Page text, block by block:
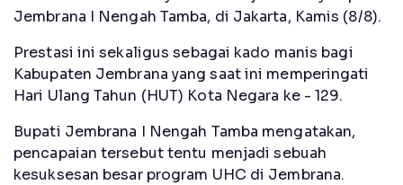
Jembrana I Nengah Tamba, di Jakarta, Kamis (8/8).
Prestasi ini sekaligus sebagai kado manis bagi
Kabupaten Jembrana yang saat ini memperingati
Hari Ulang Tahun (HUT) Kota Negara ke - 129.
Bupati Jembrana I Nengah Tamba mengatakan,
pencapaian tersebut tentu menjadi sebuah
kesuksesan besar program UHC di Jembrana.